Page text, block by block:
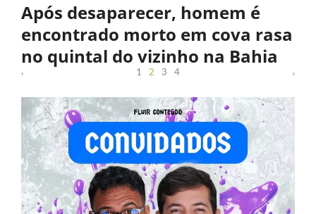
Após desaparecer, homem é
encontrado morto em cova rasa
no quintal do vizinho na Bahia
1 2 3 4